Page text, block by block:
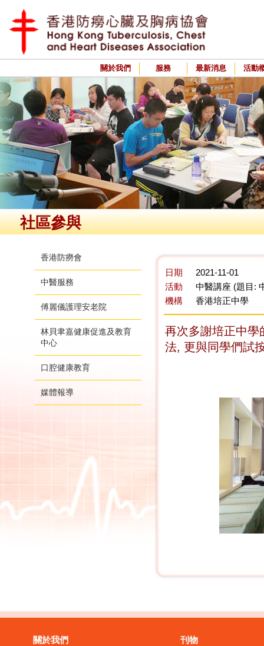
關於我們 服務 最新消息 活動
社區參與
香港防癆會
中醫服務
傅麗儀護理安老院
林貝聿嘉健康促進及教育
中心
口腔健康教育
媒體報導
日期
2021-11-01
活動
中醫講座 (題目:
機構
香港培正中學
再次多謝培正中
法, 更與同學們試
關於我們 刊物